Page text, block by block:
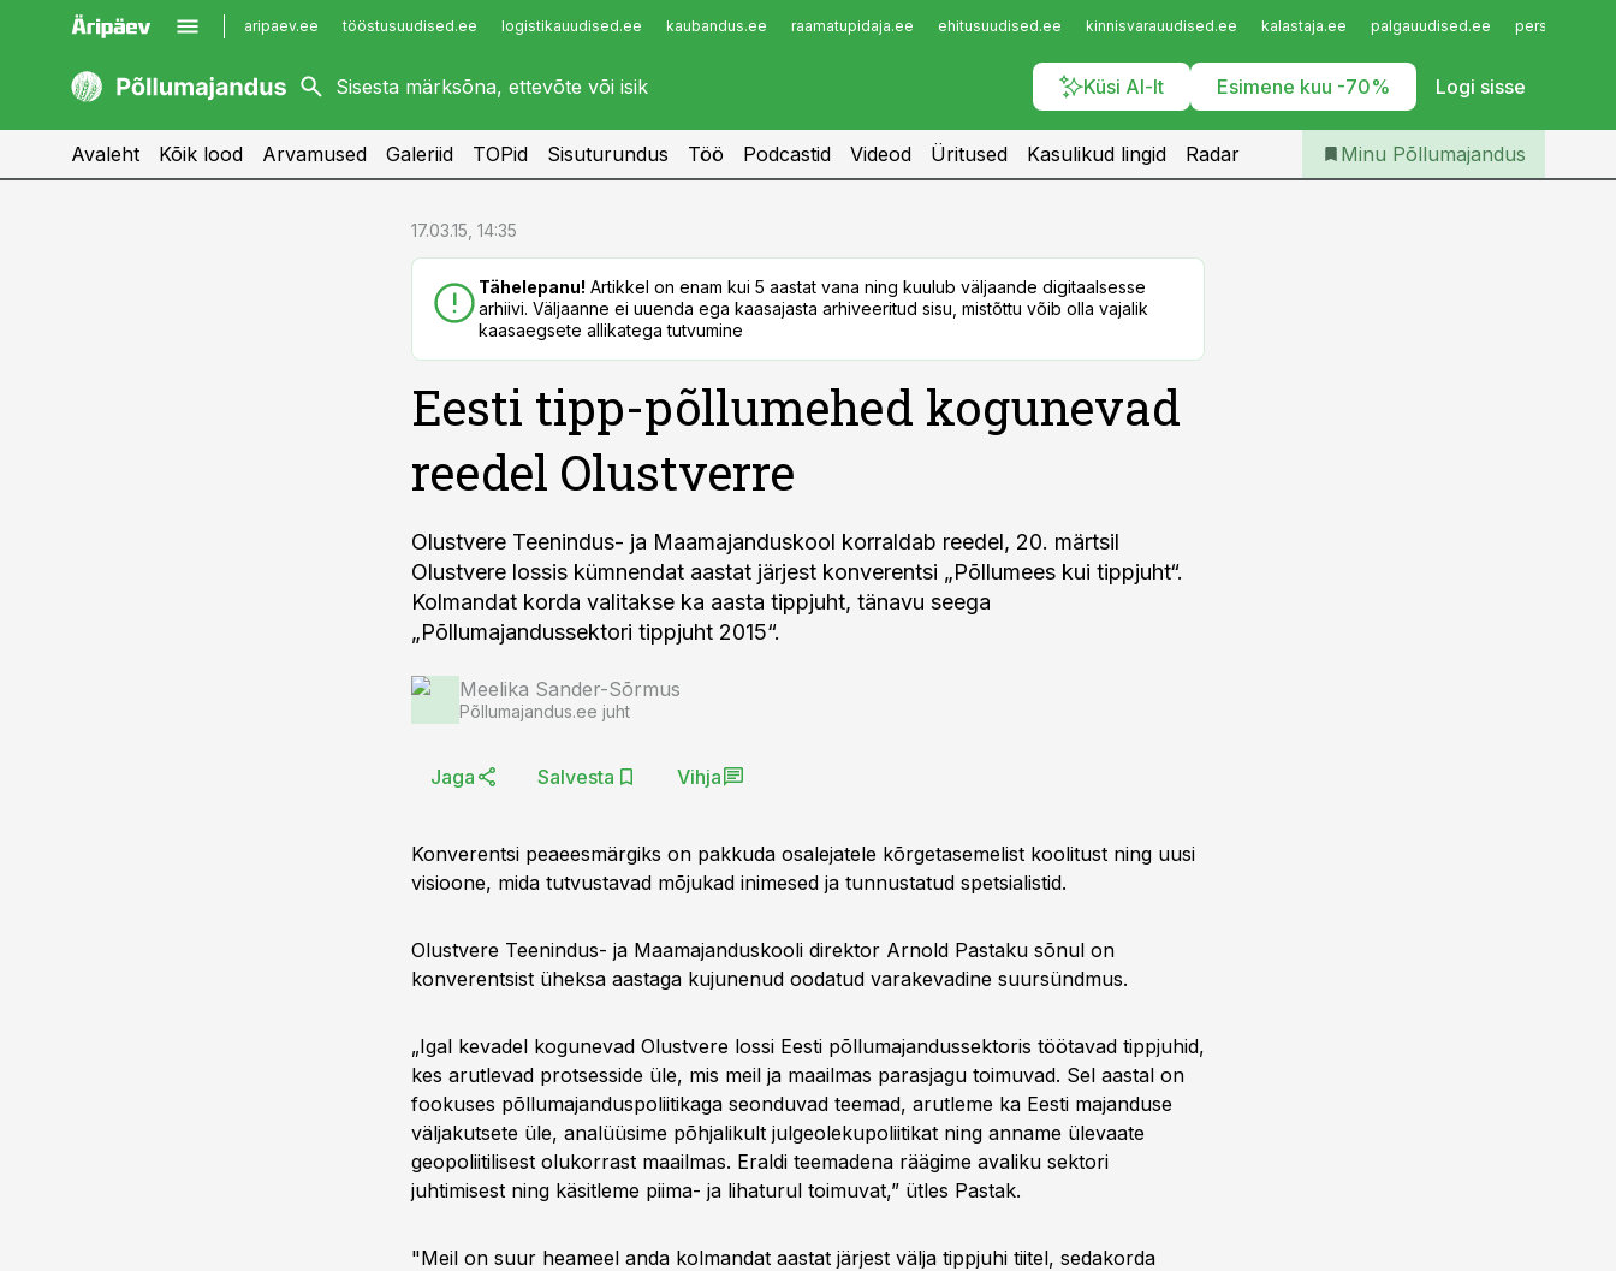
aripaev.ee tööstusuudised.ee logistikauudised.ee kaubandus.ee raamatupidaja.ee ehitusuudised.ee kinnisvarauudised.ee kalastaja.ee palgauudised.ee
Küsi AI-lt Esimene kuu -70% Logi sisse
kaubandus.ee
kinnisvarauudised.ee
imelineajalugu.ee
Infopank
Iseteenindus
Telli Põllumajandus
Avaleht Kõik lood Arvamused Galeriid TOPid Sisuturundus Töö Podcastid Videod Üritused Kasulikud lingid Radar Minu Põllumajandus
17.03.15, 14:35
Tähelepanu! Artikkel on enam kui 5 aastat vana ning kuulub väljaande digitaalsesse
arhiivi. Väljaanne ei uuenda ega kaasajasta arhiveeritud sisu, mistõttu võib olla vajalik
kaasaegsete allikatega tutvumine
Eesti tipp-põllumehed kogunevad
reedel Olustverre
Olustvere Teenindus- ja Maamajanduskool korraldab reedel, 20. märtsil
Olustvere lossis kümnendat aastat järjest konverentsi „Põllumees kui tippjuht“.
Kolmandat korda valitakse ka aasta tippjuht, tänavu seega
„Põllumajandussektori tippjuht 2015“.
Meelika Sander-Sõrmus
Põllumajandus.ee juht
Jaga Salvesta Vihja
Konverentsi peaeesmärgiks on pakkuda osalejatele kõrgetasemelist koolitust ning uusi
visioone, mida tutvustavad mõjukad inimesed ja tunnustatud spetsialistid.
Olustvere Teenindus- ja Maamajanduskooli direktor Arnold Pastaku sõnul on
konverentsist üheksa aastaga kujunenud oodatud varakevadine suursündmus.
„Igal kevadel kogunevad Olustvere lossi Eesti põllumajandussektoris töötavad tippjuhid,
kes arutlevad protsesside üle, mis meil ja maailmas parasjagu toimuvad. Sel aastal on
fookuses põllumajanduspoliitikaga seonduvad teemad, arutleme ka Eesti majanduse
väljakutsete üle, analüüsime põhjalikult julgeolekupoliitikat ning anname ülevaate
geopoliitilisest olukorrast maailmas. Eraldi teemadena räägime avaliku sektori
juhtimisest ning käsitleme piima- ja lihaturul toimuvat,” ütles Pastak.
"Meil on suur heameel anda kolmandat aastat järjest välja tippjuhi tiitel, sedakorda